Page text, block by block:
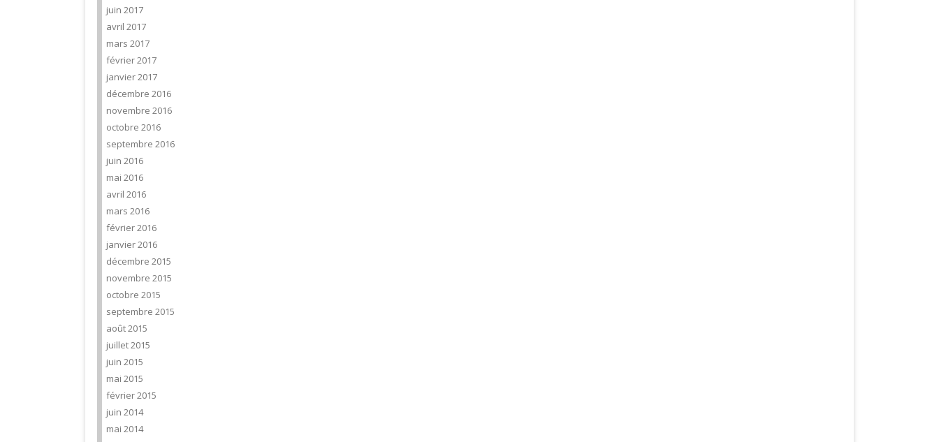
juin 2017
avril 2017
mars 2017
février 2017
janvier 2017
décembre 2016
novembre 2016
octobre 2016
septembre 2016
juin 2016
mai 2016
avril 2016
mars 2016
février 2016
janvier 2016
décembre 2015
novembre 2015
octobre 2015
septembre 2015
août 2015
juillet 2015
juin 2015
mai 2015
février 2015
juin 2014
mai 2014